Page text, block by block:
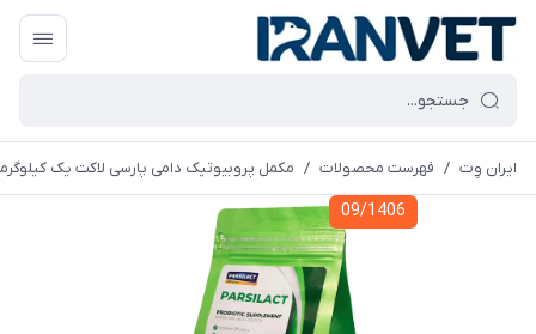
ایران وِت / فهرست محصولات / مکمل پروبیوتیک دامی پارسی لاکت یک
09/1406